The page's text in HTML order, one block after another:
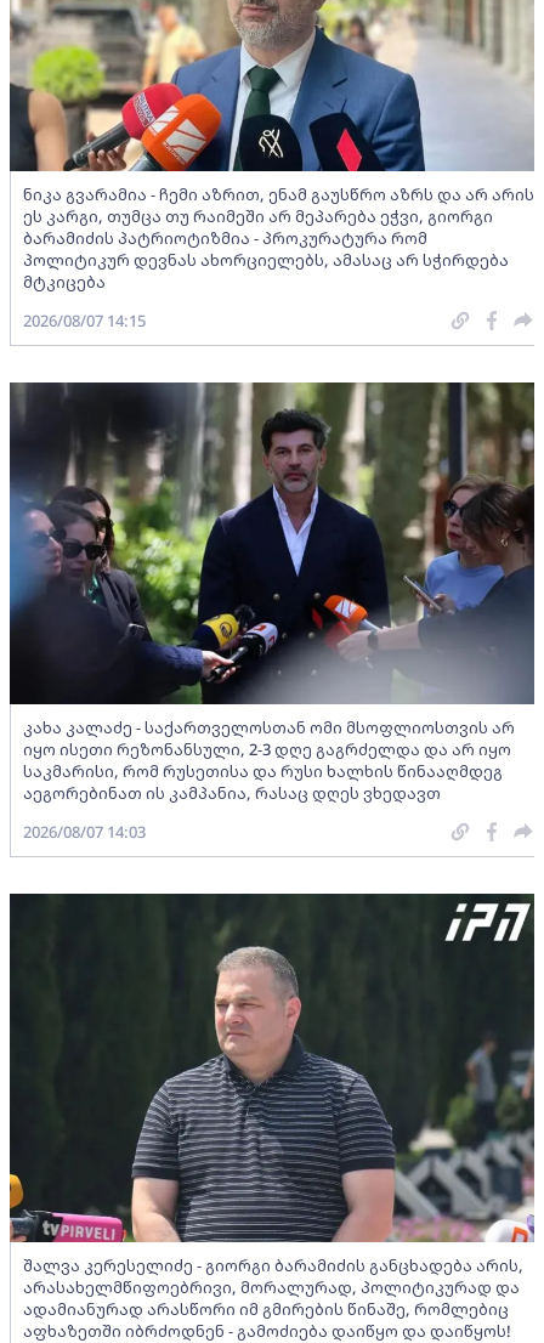
ნიკა გვარამია - ჩემი აზრით, ენამ გაუსწრო აზრს და არ არის
ეს კარგი, თუმცა თუ რაიმეში არ მეპარება ეჭვი, გიორგი
ბარამიძის პატრიოტიზმია - პროკურატურა რომ
პოლიტიკურ დევნას ახორციელებს, ამასაც არ სჭირდება
მტკიცება
2026/08/07 14:15
კახა კალაძე - საქართველოსთან ომი მსოფლიოსთვის არ
იყო ისეთი რეზონანსული, 2-3 დღე გაგრძელდა და არ იყო
საკმარისი, რომ რუსეთისა და რუსი ხალხის წინააღმდეგ
აეგორებინათ ის კამპანია, რასაც დღეს ვხედავთ
2026/08/07 14:03
შალვა კერესელიძე - გიორგი ბარამიძის განცხადება არის,
არასახელმწიფოებრივი, მორალურად, პოლიტიკურად და
ადამიანურად არასწორი იმ გმირების წინაშე, რომლებიც
აფხაზეთში იბრძოდნენ - გამოძიება დაიწყო და დაიწყოს!